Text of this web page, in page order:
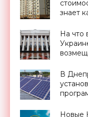
знает
На что
В
Новые